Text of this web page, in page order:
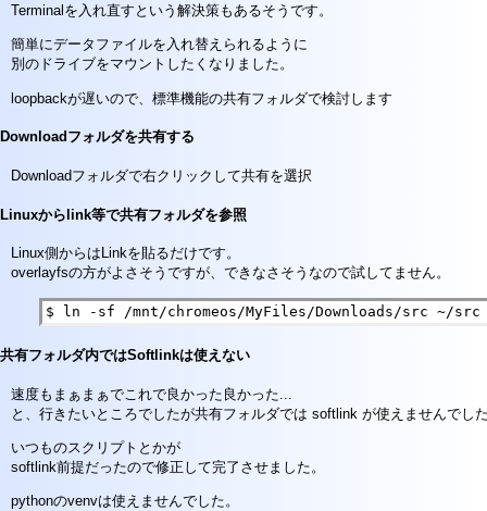
Terminalを入れ直すという解決策もあるそうです。
簡単にデータファイルを入れ替えられるように
別のドライブをマウントしたくなりました。
loopbackが遅いので、標準機能の共有フォルダで検討します
Downloadフォルダを共有する
Downloadフォルダで右クリックして共有を選択
Linuxからlink等で共有フォルダを参照
Linux側からはLinkを貼るだけです。
overlayfsの方がよさそうですが、できなさそうなので試してません。
$ ln -sf /mnt/chromeos/MyFiles/Downloads/src
共有フォルダ内ではSoftlinkは使えない
速度もまぁまぁでこれで良かった良かった...
と、行きたいところでしたが共有フォルダでは softlink が使えませんでし
いつものスクリプトとかが
softlink前提だったので修正して完了させました。
pythonのvenvは使えませんでした。